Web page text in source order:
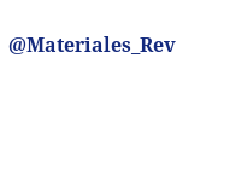
@Materiales_Rev